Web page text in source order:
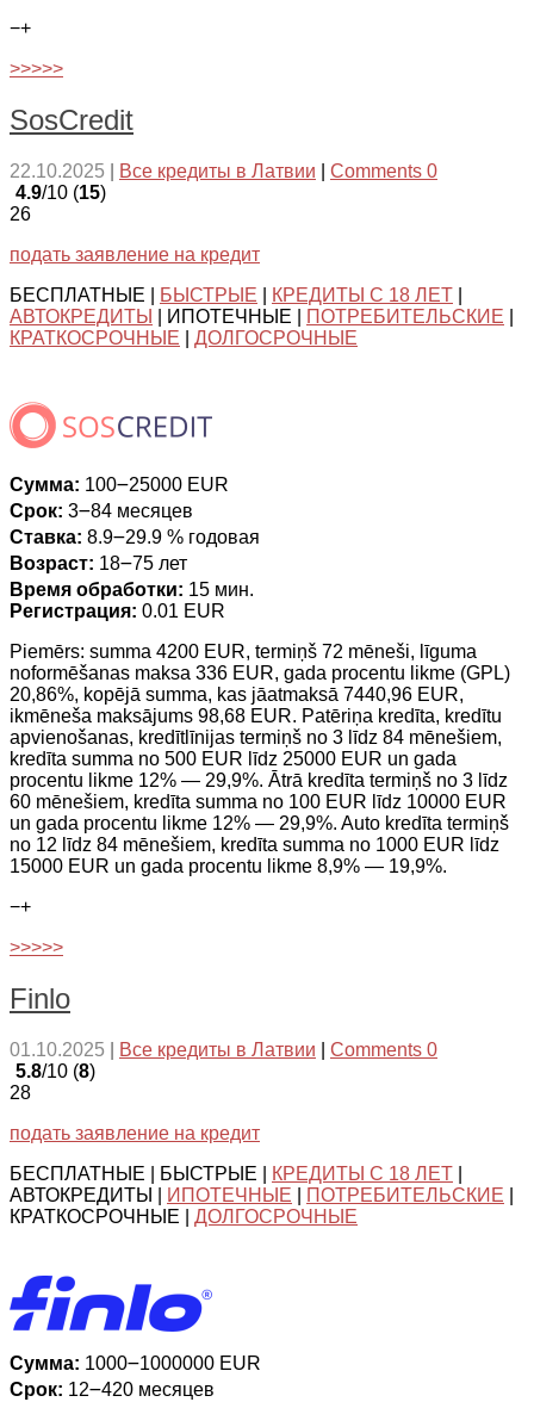
−+
>>>>>
SosCredit
22.10.2025 Все кредиты в Латвии
Comments 0
4.9/10 (15)
26
подать заявление на кредит
БЕСПЛАТНЫЕ |
БЫСТРЫЕ КРЕДИТЫ С 18 ЛЕТ
АВТОКРЕДИТЫ
| ИПОТЕЧНЫЕ | ПОТРЕБИТЕЛЬСКИЕ
КРАТКОСРОЧНЫЕ
ДОЛГОСРОЧНЫЕ
Сумма: 100౼25000 EUR
Срок: 3౼84 месяцев
Ставка: 8.9౼29.9 % годовая
Возраст: 18౼75 лет
Время обработки: 15 мин.
Регистрация: 0.01 EUR
Piemērs: summa 4200 EUR, termiņš 72 mēneši, līguma
noformēšanas maksa 336 EUR, gada procentu likme (GPL)
20,86%, kopējā summa, kas jāatmaksā 7440,96 EUR,
ikmēneša maksājums 98,68 EUR. Patēriņa kredīta, kredītu
apvienošanas, kredītlīnijas termiņš no 3 līdz 84 mēnešiem,
kredīta summa no 500 EUR līdz 25000 EUR un gada
procentu likme 12% — 29,9%. Ātrā kredīta termiņš no 3 līdz
60 mēnešiem, kredīta summa no 100 EUR līdz 10000 EUR
un gada procentu likme 12% — 29,9%. Auto kredīta termiņš
no 12 līdz 84 mēnešiem, kredīta summa no 1000 EUR līdz
15000 EUR un gada procentu likme 8,9% — 19,9%.
−+
>>>>>
Finlo
01.10.2025 Все кредиты в Латвии
Comments 0
5.8/10 (8)
28
подать заявление на кредит
БЕСПЛАТНЫЕ | БЫСТРЫЕ |
КРЕДИТЫ С 18 ЛЕТ
АВТОКРЕДИТЫ |
ИПОТЕЧНЫЕ ПОТРЕБИТЕЛЬСКИЕ
КРАТКОСРОЧНЫЕ | ДОЛГОСРОЧНЫЕ
Сумма: 1000౼1000000 EUR
Срок: 12౼420 месяцев